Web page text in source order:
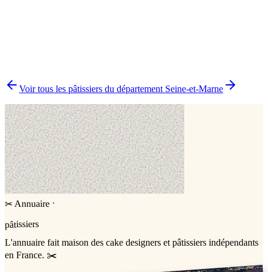
Voir tous les pâtissiers du département Seine-et-Marne
✂ Annuaire ·
pâtissiers
L'annuaire fait maison des cake designers et pâtissiers indépendants
en France. ✂️